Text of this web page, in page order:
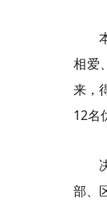
相爱
来，
12名
部、